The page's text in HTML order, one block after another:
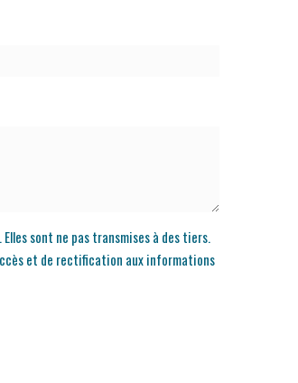
sont ne pas transmises à des tiers.
et de rectification aux informations